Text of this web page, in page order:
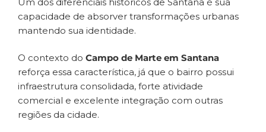
capacidade de absorver transformações urbanas
mantendo sua identidade.
O contexto do Campo de Marte em Santana
reforça essa característica, já que o bairro possui
infraestrutura consolidada, forte atividade
comercial e excelente integração com outras
regiões da cidade.